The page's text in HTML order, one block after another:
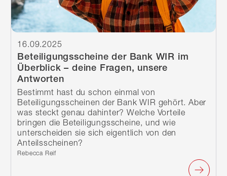
Beteiligungsscheine der Bank WIR im
Überblick – deine Fragen, unsere
Antworten
16.09.2025
Bestimmt hast du schon einmal von
Beteiligungsscheinen der Bank WIR gehört. Aber
was steckt genau dahinter? Welche Vorteile
bringen die Beteiligungsscheine, und wie
unterscheiden sie sich eigentlich von den
Anteilsscheinen?
Verfasst von:
Rebecca Reif